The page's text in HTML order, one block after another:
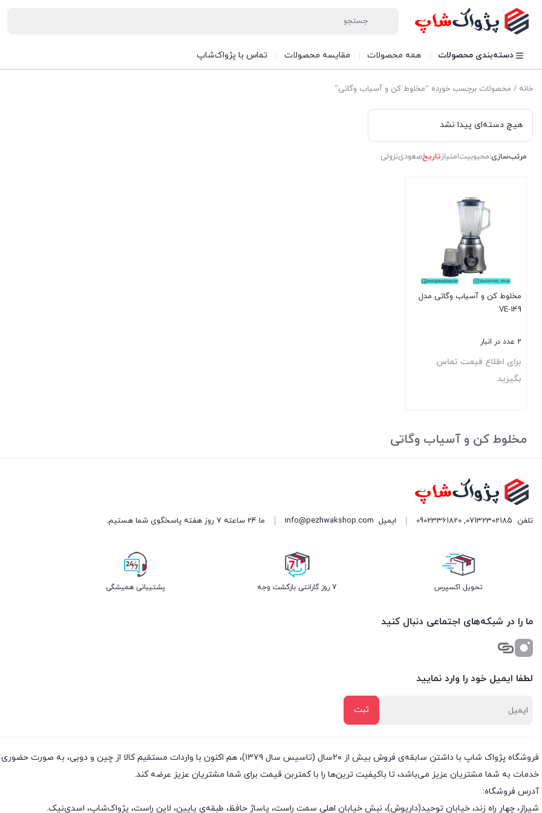
دسته‌بندی محصولات همه محصولات مقایسه محصولات تماس با پژواک‌شاپ
خانه / محصولات برچسب خورده “مخلوط کن و آسیاب وگاتی”
هیچ دسته‌ای پیدا نشد
مرتب‌سازی:محبوبیتامتیازتاریخصعودینزولی
مخلوط کن و آسیاب وگاتی مدل
VE-149
2 عدد در انبار
برای اطلاع قیمت تماس
بگیرید
مخلوط کن و آسیاب وگاتی
تلفن 07132302185
,
09023361820 ایمیل info@pezhwakshop.com ما 24 ساعته 7 روز هفته پاسخگوی شما هستیم.
تحویل اکسپرس 7 روز گارانتی بازگشت وجه پشتیبانی همیشگی
ما را در شبکه‌های اجتماعی دنبال کنید
لطفا ایمیل خود را وارد نمایید
فروشگاه پژواک شاپ با داشتن سابقه‌ی فروش بیش از ۲۰سال (تاسیس سال ۱۳۷۹)، هم اکنون با واردات
خدمات به شما مشتریان عزیز می‌باشد، تا باکیفیت ترین‌ها را با کمتربن قیمت برای شما مشتریان عزیز عرضه کند.
آدرس فروشگاه:
شیراز، چهار راه زند، خیابان توحید(داریوش)، نبش خیابان اهلی سمت راست، پاساژ حافظ، طبقه‌ی پایین، لاین راست، پژواک‌شاپ، اسدی‌نیک.